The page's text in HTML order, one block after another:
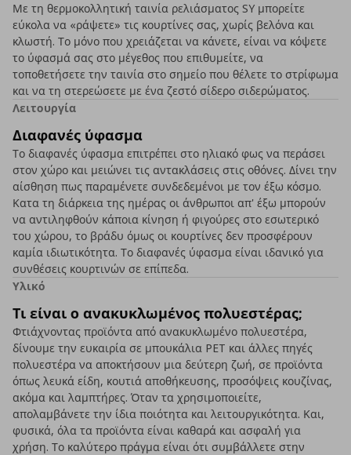
Με τη θερμοκολλητική ταινία ρελιάσματος SY μπορείτε
εύκολα να «ράψετε» τις κουρτίνες σας, χωρίς βελόνα και
κλωστή. Το μόνο που χρειάζεται να κάνετε, είναι να κόψετε
το ύφασμά σας στο μέγεθος που επιθυμείτε, να
τοποθετήσετε την ταινία στο σημείο που θέλετε το στρίφωμα
και να τη στερεώσετε με ένα ζεστό σίδερο σιδερώματος.
Λειτουργία
Διαφανές ύφασμα
Το διαφανές ύφασμα επιτρέπει στο ηλιακό φως να περάσει
στον χώρο και μειώνει τις αντακλάσεις στις οθόνες. Δίνει την
αίσθηση πως παραμένετε συνδεδεμένοι με τον έξω κόσμο.
Κατα τη διάρκεια της ημέρας οι άνθρωποι απ' έξω μπορούν
να αντιληφθούν κάποια κίνηση ή φιγούρες στο εσωτερικό
του χώρου, το βράδυ όμως οι κουρτίνες δεν προσφέρουν
καμία ιδιωτικότητα. Το διαφανές ύφασμα είναι ιδανικό για
συνθέσεις κουρτινών σε επίπεδα.
Υλικό
Τι είναι ο ανακυκλωμένος πολυεστέρας;
Φτιάχνοντας προϊόντα από ανακυκλωμένο πολυεστέρα,
δίνουμε την ευκαιρία σε μπουκάλια PET και άλλες πηγές
πολυεστέρα να αποκτήσουν μια δεύτερη ζωή, σε προϊόντα
όπως λευκά είδη, κουτιά αποθήκευσης, προσόψεις κουζίνας,
ακόμα και λαμπτήρες. Όταν τα χρησιμοποιείτε,
απολαμβάνετε την ίδια ποιότητα και λειτουργικότητα. Και,
φυσικά, όλα τα προϊόντα είναι καθαρά και ασφαλή για
χρήση. Το καλύτερο πράγμα είναι ότι συμβάλλετε στην